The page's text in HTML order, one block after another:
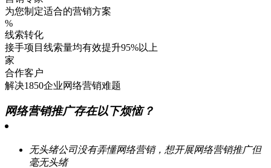
为您制定适合的营销方案
%
线索转化
接手项目线索量均有效提升95%以上
家
合作客户
解决1850企业网络营销难题
网络营销推广存在以下烦恼？
无头绪公司没有弄懂网络营销，想开展网络营销推广但
毫无头绪